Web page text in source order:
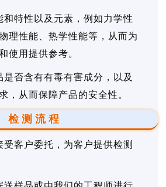
和特性以及元素，例如力学性
理性能、热学性能等，从而为
使用提供参考。
是否含有有毒有害成分，以及
，从而保障产品的安全性。
检测流程
受客户委托，为客户提供检测